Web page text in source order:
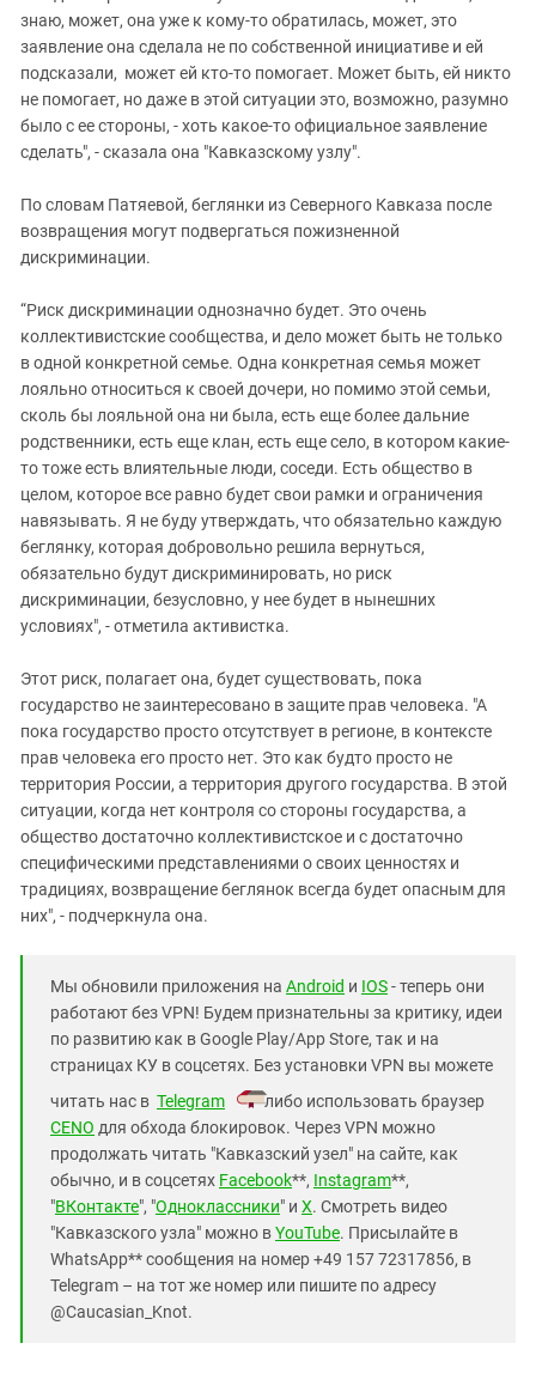
знаю, может, она уже к кому-то обратилась, может, это
заявление она сделала не по собственной инициативе и ей
подсказали, может ей кто-то помогает. Может быть, ей никто
не помогает, но даже в этой ситуации это, возможно, разумно
было с ее стороны, - хоть какое-то официальное заявление
сделать", - сказала она "Кавказскому узлу".
По словам Патяевой, беглянки из Северного Кавказа после
возвращения могут подвергаться пожизненной
дискриминации.
“Риск дискриминации однозначно будет. Это очень
коллективистские сообщества, и дело может быть не только
в одной конкретной семье. Одна конкретная семья может
лояльно относиться к своей дочери, но помимо этой семьи,
сколь бы лояльной она ни была, есть еще более дальние
родственники, есть еще клан, есть еще село, в котором какие-
то тоже есть влиятельные люди, соседи. Есть общество в
целом, которое все равно будет свои рамки и ограничения
навязывать. Я не буду утверждать, что обязательно каждую
беглянку, которая добровольно решила вернуться,
обязательно будут дискриминировать, но риск
дискриминации, безусловно, у нее будет в нынешних
условиях", - отметила активистка.
Этот риск, полагает она, будет существовать, пока
государство не заинтересовано в защите прав человека. "А
пока государство просто отсутствует в регионе, в контексте
прав человека его просто нет. Это как будто просто не
территория России, а территория другого государства. В этой
ситуации, когда нет контроля со стороны государства, а
общество достаточно коллективистское и с достаточно
специфическими представлениями о своих ценностях и
традициях, возвращение беглянок всегда будет опасным для
них", - подчеркнула она.
Мы обновили приложения на Android и IOS- теперь они
работают без VPN! Будем признательны за критику, идеи
по развитию как в Google Play/App Store, так и на
страницах КУ в соцсетях. Без установки VPN вы можете
читать нас в Telegram
либо использовать браузер
CENO для обхода блокировок. Через VPN можно
продолжать читать "Кавказский узел" на сайте, как
обычно, и в соцсетях Facebook**, Instagram**,
"ВКонтакте", "Одноклассники" и X. Смотреть видео
"Кавказского узла" можно вYouTube. Присылайте в
WhatsApp** сообщения на номер +49 157 72317856, в
Telegram – на тот же номер или пишите по адресу
@Caucasian_Knot.